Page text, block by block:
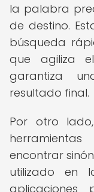
la palabra
de destino.
búsqueda
que agiliza
garantiza
resultado final.
Por otro
encontrar
utilizado en
aplicaciones